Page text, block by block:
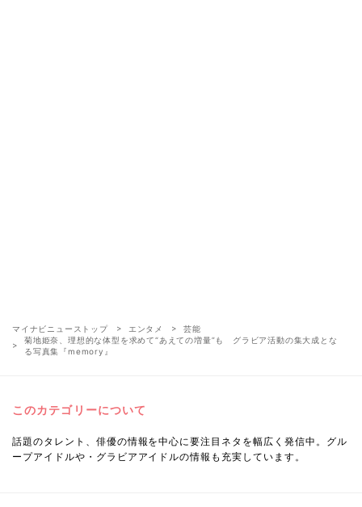
マイナビニューストップ エンタメ
芸能
菊地姫奈、理想的な体型を求めて“あえての増量”も グラビア活動の集大成とな
る写真集『memory』
このカテゴリーについて
話題のタレント、俳優の情報を中心に要注目ネタを幅広く発信中。グル
ープアイドルや・グラビアアイドルの情報も充実しています。